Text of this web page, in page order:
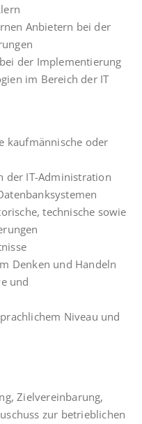
Anbietern bei der
der Implementierung
im Bereich der IT
kaufmännische oder
der IT-Administration
technische sowie
Denken und Handeln
und
Niveau und
Zielvereinbarung,
zur betrieblichen